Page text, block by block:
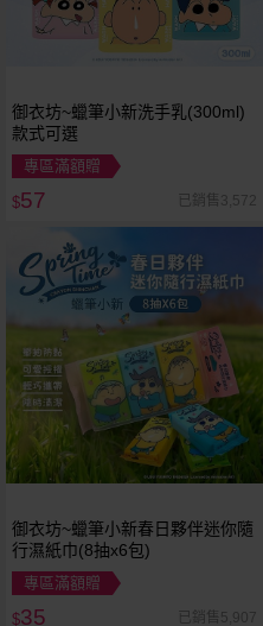
御衣坊~蠟筆小新洗手乳(300ml)
款式可選
專區滿額贈
$57 已銷售3,572
御衣坊~蠟筆小新春日夥伴迷你隨
行濕紙巾(8抽x6包)
專區滿額贈
$35 已銷售5,907